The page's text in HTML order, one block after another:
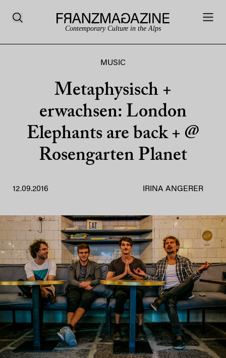
Contemporary Culture in the Alps
MUSIC
Metaphysisch +
erwachsen: London
Elephants are back + @
Rosengarten Planet
12.09.2016 IRINA ANGERER